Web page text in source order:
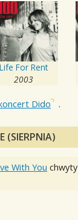
Life For Rent
2003
Dido .
(SIERPNIA)
With You chwyty